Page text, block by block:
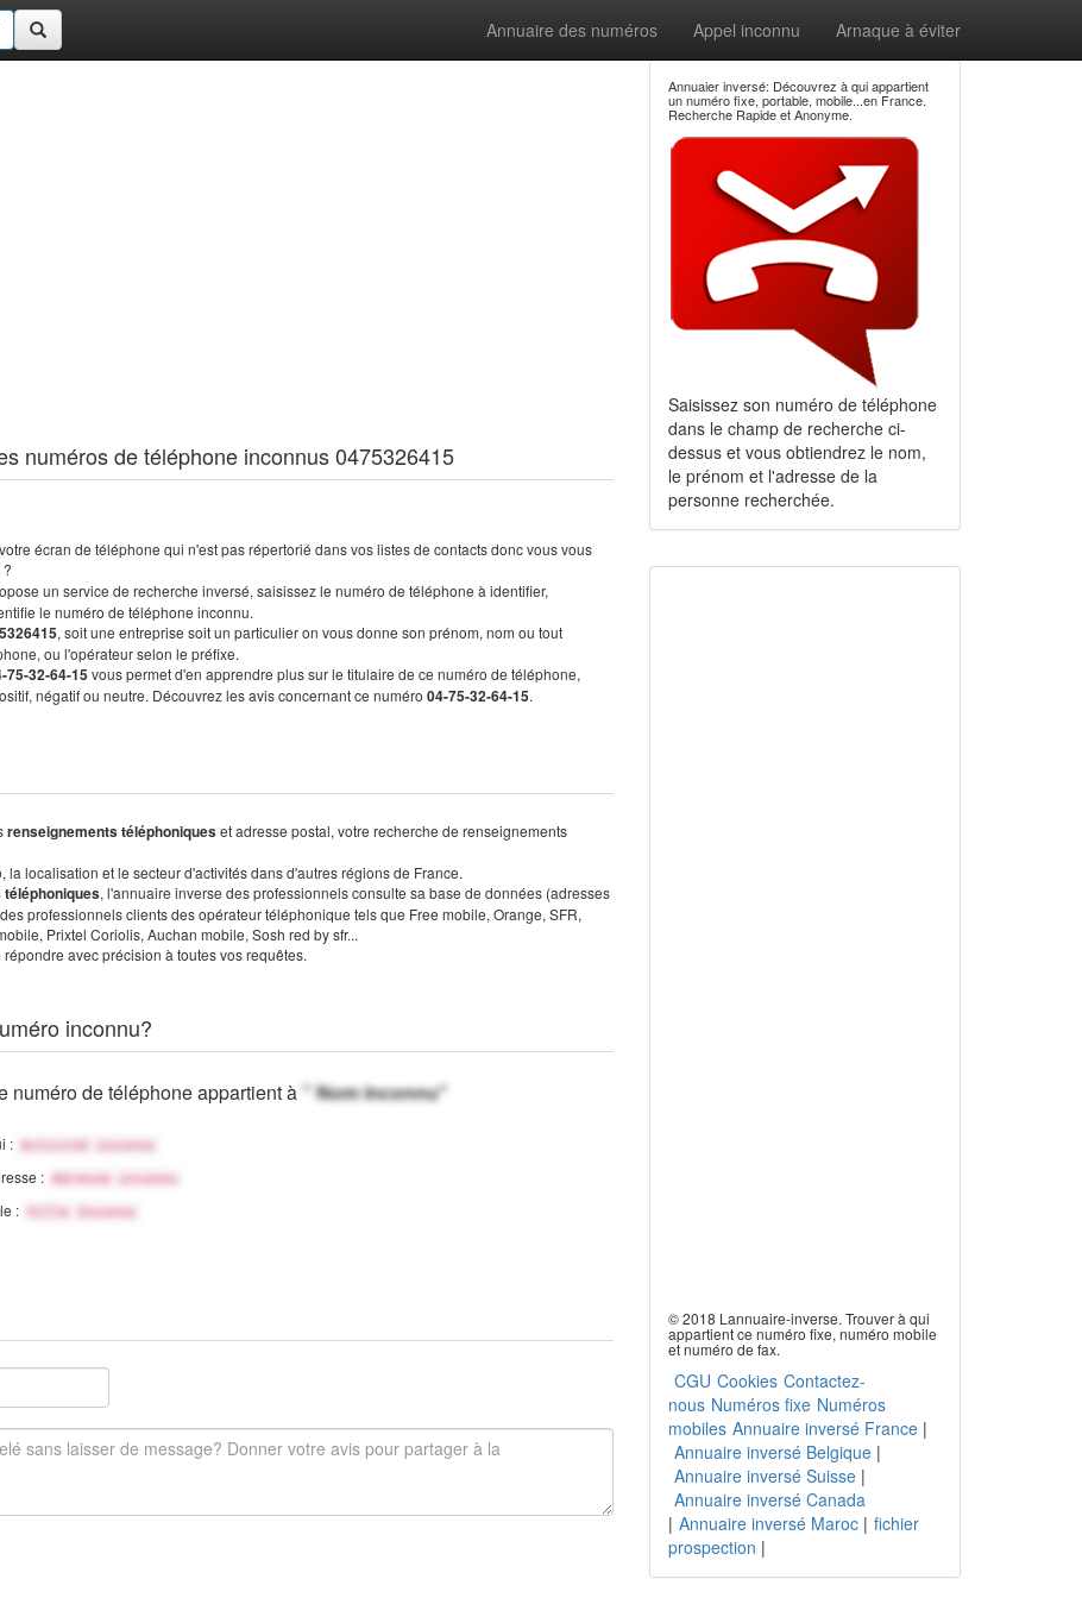
Annuaire des numéros Appel inconnu Arnaque à éviter
numéros de téléphone inconnus 0475326415
écran de téléphone qui n'est pas répertorié dans vos listes de contacts donc vous vous
?
un service de recherche inversé, saisissez le numéro de téléphone à identifier,
le numéro de téléphone inconnu.
, soit une entreprise soit un particulier on vous donne son prénom, nom ou tout
ou l'opérateur selon le préfixe.
75-32-64-15vous permet d'en apprendre plus sur le titulaire de ce numéro de téléphone,
négatif ou neutre. Découvrez les avis concernant ce numéro 04-75-32-64-15.
renseignements téléphoniqueset adresse postal, votre recherche de renseignements
localisation et le secteur d'activités dans d'autres régions de France.
, l'annuaire inverse des professionnels consulte sa base de données (adresses
professionnels clients des opérateur téléphonique tels que Free mobile, Orange, SFR,
Prixtel Coriolis, Auchan mobile, Sosh red by sfr...
avec précision à toutes vos requêtes.
inconnu?
numéro de téléphone appartient à" Nom inconnu"
: Activité inconnu
: Adresse inconnu
: Ville Inconnu
Annuaier inversé: Découvrez à qui appartient
un numéro fixe, portable, mobile...en France.
Recherche Rapide et Anonyme.
Saisissez son numéro de téléphone
dans le champ de recherche ci-
dessus et vous obtiendrez le nom,
le prénom et l'adresse de la
personne recherchée.
© 2018 Lannuaire-inverse. Trouver à qui
appartient ce numéro fixe, numéro mobile
et numéro de fax.
CGU Cookies Contactez-
nous Numéros fixe Numéros
mobiles Annuaire inversé France|
Annuaire inversé Belgique|
Annuaire inversé Suisse|
Annuaire inversé Canada
| Annuaire inversé Maroc| fichier
prospection |